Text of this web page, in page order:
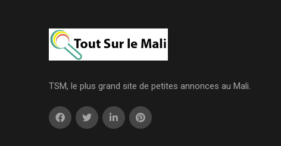
TSM, le plus grand site de petites annonces au Mali.